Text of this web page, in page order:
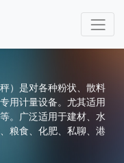
）是对各种粉状、散料
用计量设备。尤其适用
。广泛适用于建材、水
粮食、化肥、私聊、港